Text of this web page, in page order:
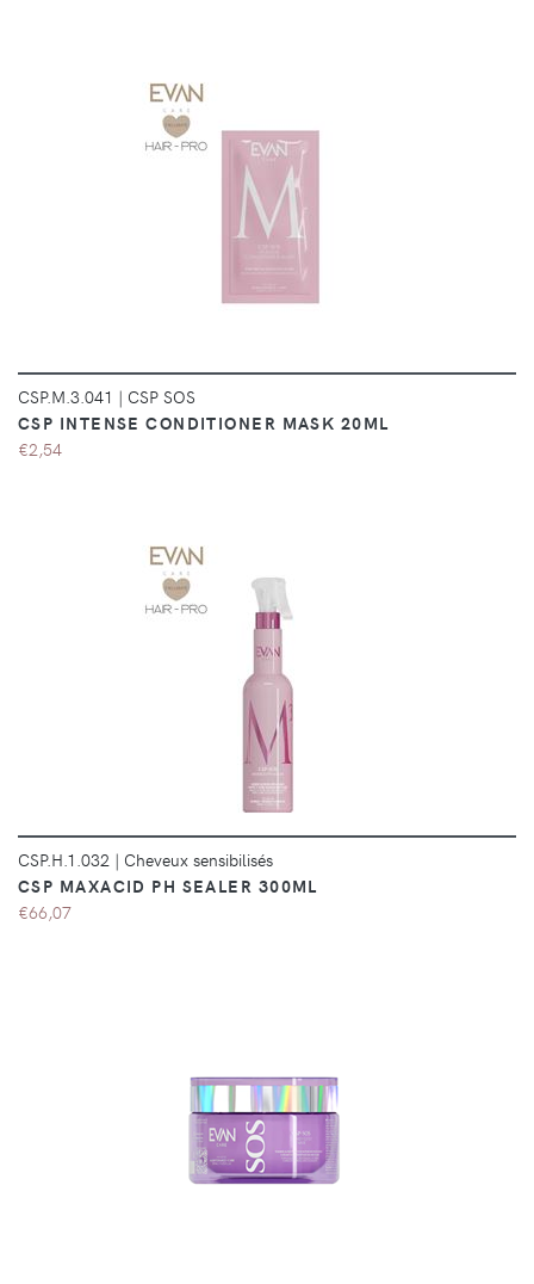
DÉTAILS
CSP.M.3.041 | CSP SOS
CSP INTENSE CONDITIONER MASK 20ML
€2,54
CSP.H.1.032 | Cheveux sensibilisés
CSP MAXACID PH SEALER 300ML
€66,07
DÉTAILS